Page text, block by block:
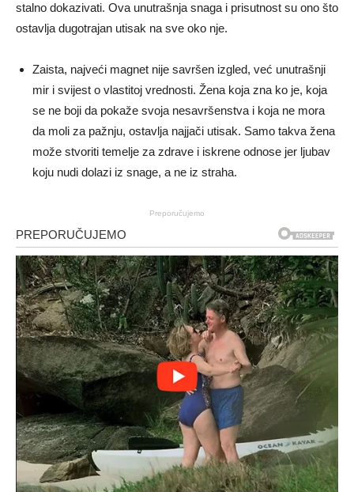
stalno dokazivati. Ova unutrašnja snaga i prisutnost su ono što
ostavlja dugotrajan utisak na sve oko nje.
Zaista, najveći magnet nije savršen izgled, već unutrašnji
mir i svijest o vlastitoj vrednosti. Žena koja zna ko je, koja
se ne boji da pokaže svoja nesavršenstva i koja ne mora
da moli za pažnju, ostavlja najjači utisak. Samo takva žena
može stvoriti temelje za zdrave i iskrene odnose jer ljubav
koju nudi dolazi iz snage, a ne iz straha.
Preporučujemo